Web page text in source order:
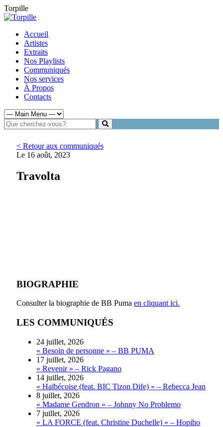
Torpille
Accueil
Artistes
Extraits
Nos Playlists
Communiqués
Nos services
À Propos
Contacts
< Retour aux communiqués
Le 16 août, 2023
Travolta
BIOGRAPHIE
Consulter la biographie de BB Puma en cliquant ici.
LES COMMUNIQUÉS
24 juillet, 2026
« Besoin de personne » – BB PUMA
17 juillet, 2026
« Revenir » – Rick Pagano
14 juillet, 2026
« Haïbécoise (feat. BIC Tizon Dife) » – Rebecca Jean
8 juillet, 2026
« Madame Gendron » – Johnny No Problemo
7 juillet, 2026
« LA FORCE (feat. Christine Duchelle) » – Hopiho